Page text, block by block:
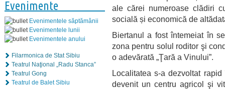
Evenimente
Evenimentele săptămânii
Evenimentele lunii
Evenimentele anului
Filarmonica de Stat Sibiu
Teatrul Naţional „Radu Stanca”
Teatrul Gong
Teatrul de Balet Sibiu
ale cărei numeroase clădiri
socială și economică de
Biertanul a fost întemeiat în
zona pentru solul roditor şi
o adevărată „Ţară a Vinului”.
Localitatea s-a dezvoltat
devenit un centru agricol şi